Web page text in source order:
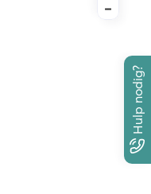
Hulp nodig?